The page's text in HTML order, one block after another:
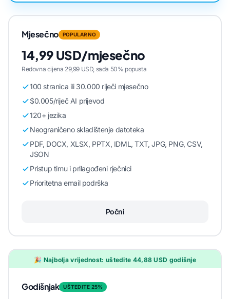
Mjesečno POPULARNO
14,99 USD/mjesečno
Redovna cijena 29,99 USD, sada 50% popusta
100 stranica ili 30.000 riječi mjesečno
$0.005/riječ AI prijevod
120+ jezika
Neograničeno skladištenje datoteka
PDF, DOCX, XLSX, PPTX, IDML, TXT, JPG, PNG, CSV,
JSON
Pristup timu i prilagođeni rječnici
Prioritetna email podrška
Počni
🎉 Najbolja vrijednost: uštedite 44,88 USD godišnje
Godišnjak UŠTEDITE 25%